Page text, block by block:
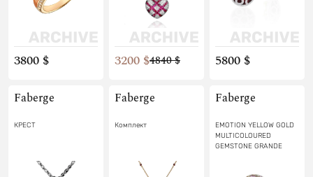
3800 $ 3200 $4840 $ 5800 $
Faberge
КРЕСТ
Faberge
Комплект
Faberge
EMOTION YELLOW GOLD
MULTICOLOURED
GEMSTONE GRANDE